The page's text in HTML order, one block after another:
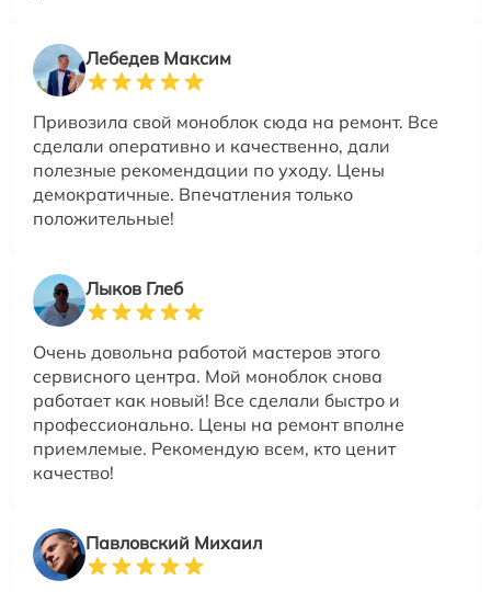
Лебедев Максим
Привозила свой моноблок сюда на ремонт. Все
сделали оперативно и качественно, дали
полезные рекомендации по уходу. Цены
демократичные. Впечатления только
положительные!
Лыков Глеб
Очень довольна работой мастеров этого
сервисного центра. Мой моноблок снова
работает как новый! Все сделали быстро и
профессионально. Цены на ремонт вполне
приемлемые. Рекомендую всем, кто ценит
качество!
Павловский Михаил